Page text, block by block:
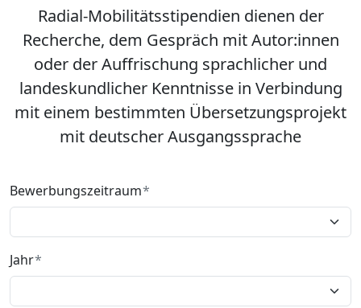
Radial-Mobilitätsstipendien dienen der
Recherche, dem Gespräch mit Autor:innen
oder der Auffrischung sprachlicher und
landeskundlicher Kenntnisse in Verbindung
mit einem bestimmten Übersetzungsprojekt
mit deutscher Ausgangssprache
Bewerbungszeitraum
Jahr